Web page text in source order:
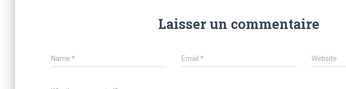
Laisser un commentaire
Name * Email * Website